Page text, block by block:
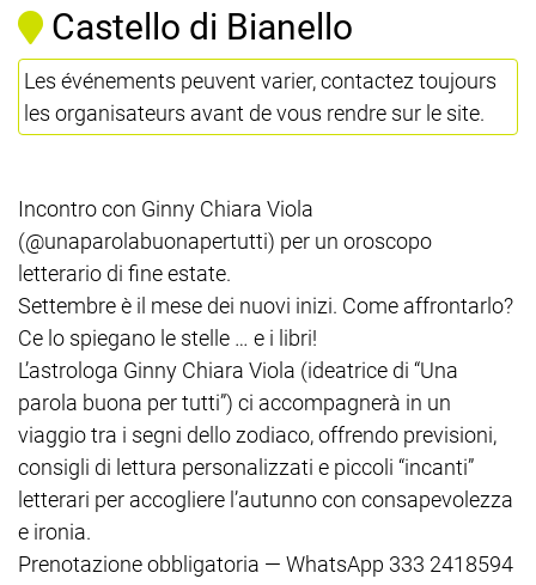
Castello di Bianello
Les événements peuvent varier, contactez toujours
les organisateurs avant de vous rendre sur le site.
Incontro con Ginny Chiara Viola
(@unaparolabuonapertutti) per un oroscopo
letterario di fine estate.
Settembre è il mese dei nuovi inizi. Come affrontarlo?
Ce lo spiegano le stelle … e i libri!
L’astrologa Ginny Chiara Viola (ideatrice di “Una
parola buona per tutti”) ci accompagnerà in un
viaggio tra i segni dello zodiaco, offrendo previsioni,
consigli di lettura personalizzati e piccoli “incanti”
letterari per accogliere l’autunno con consapevolezza
e ironia.
Prenotazione obbligatoria — WhatsApp 333 2418594